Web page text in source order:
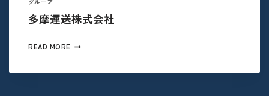
グループ
多摩運送株式会社
READ MORE